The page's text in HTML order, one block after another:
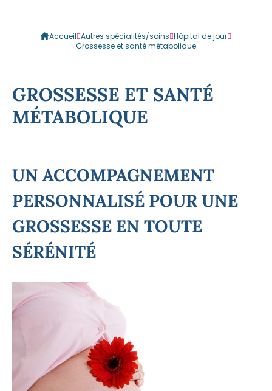
Accueil Autres spécialités/soins Hôpital de jour
Grossesse et santé métabolique
GROSSESSE ET SANTÉ
MÉTABOLIQUE
UN ACCOMPAGNEMENT
PERSONNALISÉ POUR UNE
GROSSESSE EN TOUTE
SÉRÉNITÉ